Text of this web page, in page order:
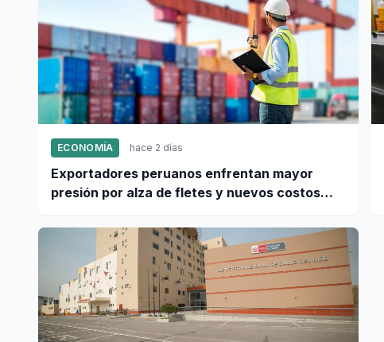
ECONOMÍA hace 2 días
Exportadores peruanos enfrentan mayor
presión por alza de fletes y nuevos costos